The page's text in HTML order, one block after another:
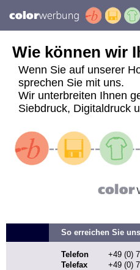
Wie können wir
Wenn Sie auf unserer
sprechen Sie mit uns.
Wir unterbreiten Ihnen
Siebdruck, Digitaldruck
So erreichen Sie
Telefon
+49 (0)
Telefax
+49 (0)